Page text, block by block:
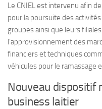
Le CNIEL est intervenu afin
pour la poursuite des
groupes ainsi que leurs
l’approvisionnement des
financiers et techniques
véhicules pour le ramassage
Nouveau dispositif
business laitier